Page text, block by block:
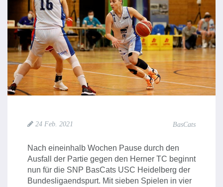
24 Feb. 2021 BasCats
Nach eineinhalb Wochen Pause durch den
Ausfall der Partie gegen den Herner TC beginnt
nun für die SNP BasCats USC Heidelberg der
Bundesligaendspurt. Mit sieben Spielen in vier